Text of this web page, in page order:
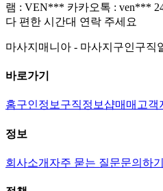
램 : VEN*** 카카오톡 : ven***
다 편한 시간대 연락 주세요
마사지매니아 - 마사지구인구직
바로가기
홈구인정보 구직정보샵매매 고객
정보
회사소개 자주 묻는 질문문의하기